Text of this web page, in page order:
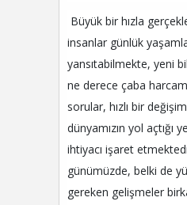
Büyük bir hızla
insanlar günlük
yansıtabilmekte, yeni
ne derece çaba
sorular, hızlı bir
dünyamızın yol açtığı
ihtiyacı işaret
günümüzde, belki de
gereken gelişmeler